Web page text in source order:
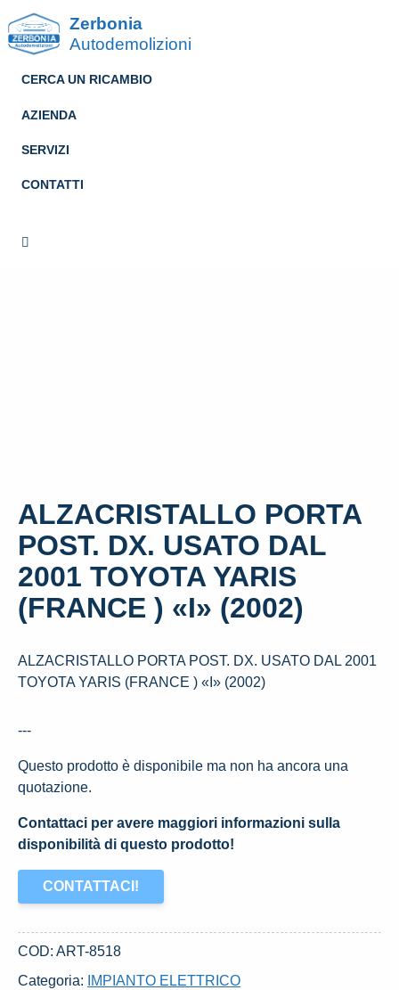
Zerbonia
Autodemolizioni
CERCA UN RICAMBIO
AZIENDA
SERVIZI
CONTATTI
ALZACRISTALLO PORTA
POST. DX. USATO DAL
2001 TOYOTA YARIS
(FRANCE ) «I» (2002)
ALZACRISTALLO PORTA POST. DX. USATO DAL 2001
TOYOTA YARIS (FRANCE ) «I» (2002)
---
Questo prodotto è disponibile ma non ha ancora una
quotazione.
Contattaci per avere maggiori informazioni sulla
disponibilità di questo prodotto!
CONTATTACI!
COD: ART-8518
Categoria:
IMPIANTO ELETTRICO